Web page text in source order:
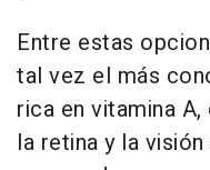
Entre estas
tal vez el más
rica en vitamina
la retina y la